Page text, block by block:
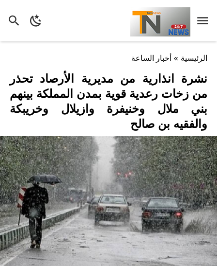
الرئيسية » أخبار الساعة
نشرة انذارية من مديرية الأرصاد تحذر
من زخات رعدية قوية بمدن المملكة بينهم
بني ملال وخنيفرة وازيلال وخريبكة
والفقيه بن صالح